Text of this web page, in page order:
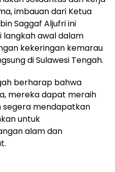
imbauan dari Ketua
Saggaf Aljufri ini
awal dalam
kekeringan kemarau
di Sulawesi Tengah.
berharap bahwa
mereka dapat meraih
segera mendapatkan
untuk
alam dan